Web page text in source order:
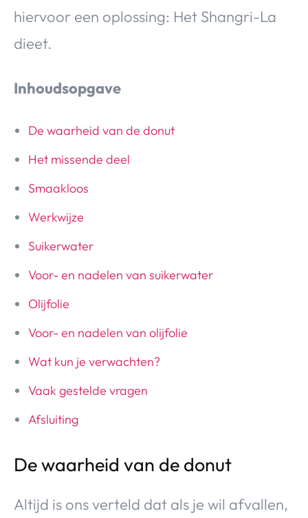
hiervoor een oplossing: Het Shangri-La
dieet.
Inhoudsopgave
De waarheid van de donut
Het missende deel
Smaakloos
Werkwijze
Suikerwater
Voor- en nadelen van suikerwater
Olijfolie
Voor- en nadelen van olijfolie
Wat kun je verwachten?
Vaak gestelde vragen
Afsluiting
De waarheid van de donut
Altijd is ons verteld dat als je wil afvallen,